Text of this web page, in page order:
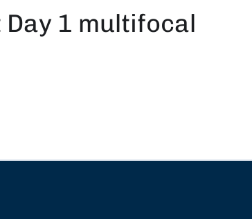
Day 1 multifocal